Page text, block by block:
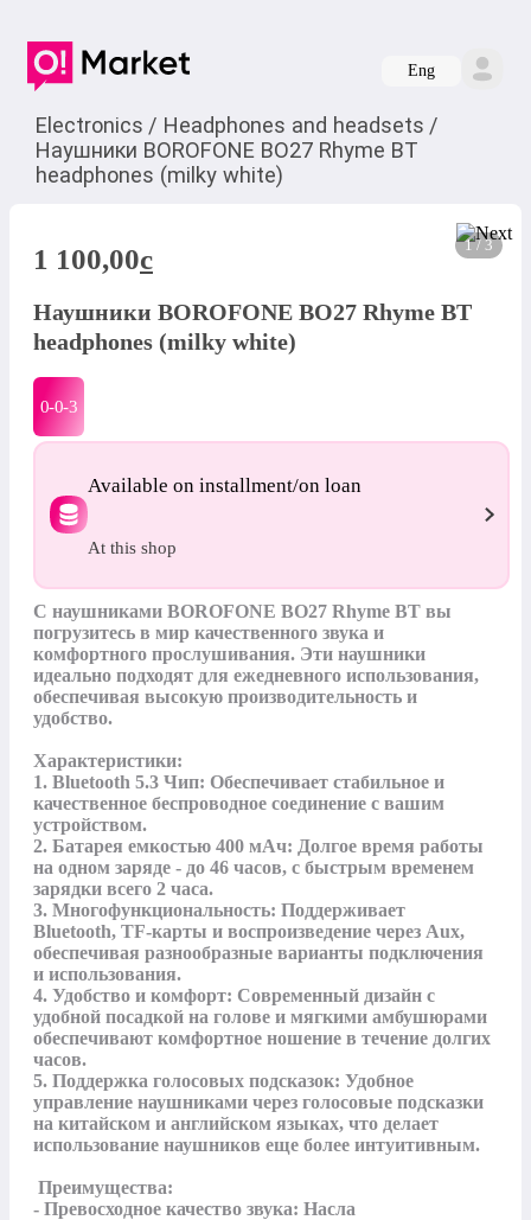
Eng
Electronics / Headphones and headsets /
Наушники BOROFONE BO27 Rhyme BT
headphones (milky white)
1 / 3
1 100,00c
Наушники BOROFONE BO27 Rhyme BT
headphones (milky white)
0-0-3
Available on installment/on loan
At this shop
С наушниками BOROFONE BO27 Rhyme BT вы
погрузитесь в мир качественного звука и
комфортного прослушивания. Эти наушники
идеально подходят для ежедневного использования,
обеспечивая высокую производительность и
удобство.
Характеристики:
1. Bluetooth 5.3 Чип: Обеспечивает стабильное и
качественное беспроводное соединение с вашим
устройством.
2. Батарея емкостью 400 мАч: Долгое время работы
на одном заряде - до 46 часов, с быстрым временем
зарядки всего 2 часа.
3. Многофункциональность: Поддерживает
Bluetooth, TF-карты и воспроизведение через Aux,
обеспечивая разнообразные варианты подключения
и использования.
4. Удобство и комфорт: Современный дизайн с
удобной посадкой на голове и мягкими амбушюрами
обеспечивают комфортное ношение в течение долгих
часов.
5. Поддержка голосовых подсказок: Удобное
управление наушниками через голосовые подсказки
на китайском и английском языках, что делает
использование наушников еще более интуитивным.
- Превосходное качество звука: Насла